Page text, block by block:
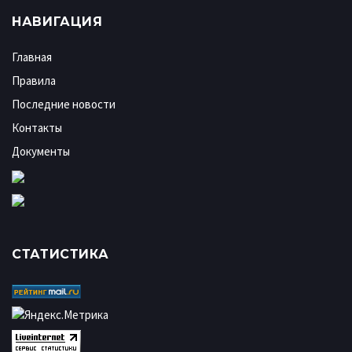
НАВИГАЦИЯ
Главная
Правила
Последние новости
Контакты
Документы
СТАТИСТИКА